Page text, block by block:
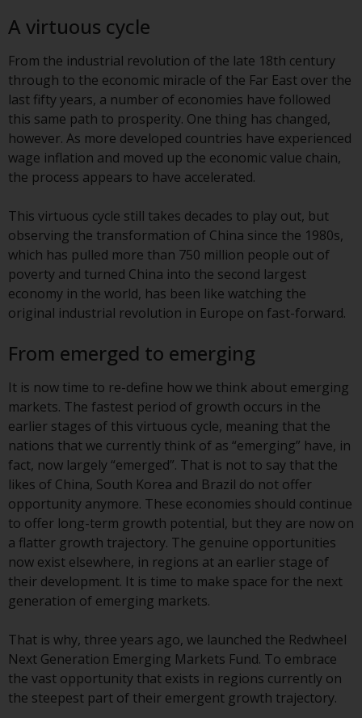
Pty Ltd ist ein australischer
bei der Australian Securities and
Investment Commission; und
Redwheel Europe
Fondsmæglerselskab A/S, die von
der dänischen
Finanzaufsichtsbehörde reguliert
wird.
Durch den Zugriff auf diese
Website erklären Sie, dass Sie die
folgenden
Geschäftsbedingungen, wie sie
von RWC Partners Limited („RWC“)
herausgegeben wurden, gelesen
einverstanden sind. Diese
Website kann Werbung
enthalten.
Zugang unterliegt lokalen
Beschränkungen
Obwohl Sie ein Land ausgewählt
haben, richtet sich diese Website
nicht an eine bestimmte
Gerichtsbarkeit und Sie betreten
eine globale Website. Auf dieser
Website erwähnte Produkte oder
Dienstleistungen unterliegen
gesetzlichen und behördlichen
Anforderungen und sind
möglicherweise nicht in allen
A virtuous cycle
From the industrial revolution of the late 18th century
through to the economic miracle of the Far East over the
last fifty years, a number of economies have followed
this same path to prosperity. One thing has changed,
however. As more developed countries have experienced
wage inflation and moved up the economic value chain,
the process appears to have accelerated.
This virtuous cycle still takes decades to play out, but
observing the transformation of China since the 1980s,
which has pulled more than 750 million people out of
poverty and turned China into the second largest
economy in the world, has been like watching the
original industrial revolution in Europe on fast-forward.
From emerged to emerging
It is now time to re-define how we think about emerging
markets. The fastest period of growth occurs in the
earlier stages of this virtuous cycle, meaning that the
nations that we currently think of as “emerging” have, in
fact, now largely “emerged”. That is not to say that the
likes of China, South Korea and Brazil do not offer
opportunity anymore. These economies should continue
to offer long-term growth potential, but they are now on
a flatter growth trajectory. The genuine opportunities
now exist elsewhere, in regions at an earlier stage of
their development. It is time to make space for the next
generation of emerging markets.
That is why, three years ago, we launched the Redwheel
Next Generation Emerging Markets Fund. To embrace
the vast opportunity that exists in regions currently on
the steepest part of their emergent growth trajectory.